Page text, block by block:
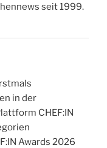
seit 1999.
in der
CHEF:IN
Awards 2026